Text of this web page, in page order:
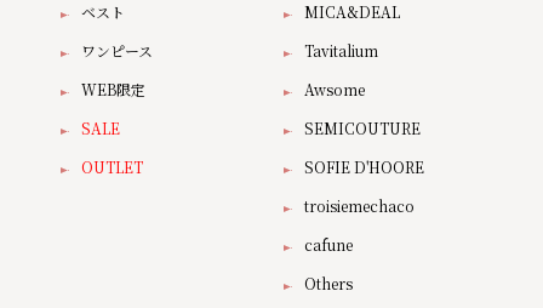
ベスト
ワンピース
WEB限定
SALE
OUTLET
MICA&DEAL
Tavitalium
Awsome
SEMICOUTURE
SOFIE D'HOORE
troisiemechaco
cafune
Others